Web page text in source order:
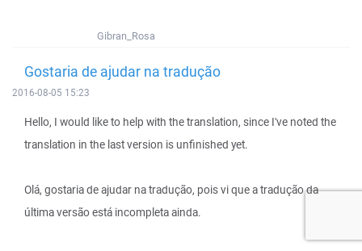
Gibran_Rosa
Gostaria de ajudar na tradução
2016-08-05 15:23
Hello, I would like to help with the translation, since I've noted the
translation in the last version is unfinished yet.
Olá, gostaria de ajudar na tradução, pois vi que a tradução da
última versão está incompleta ainda.